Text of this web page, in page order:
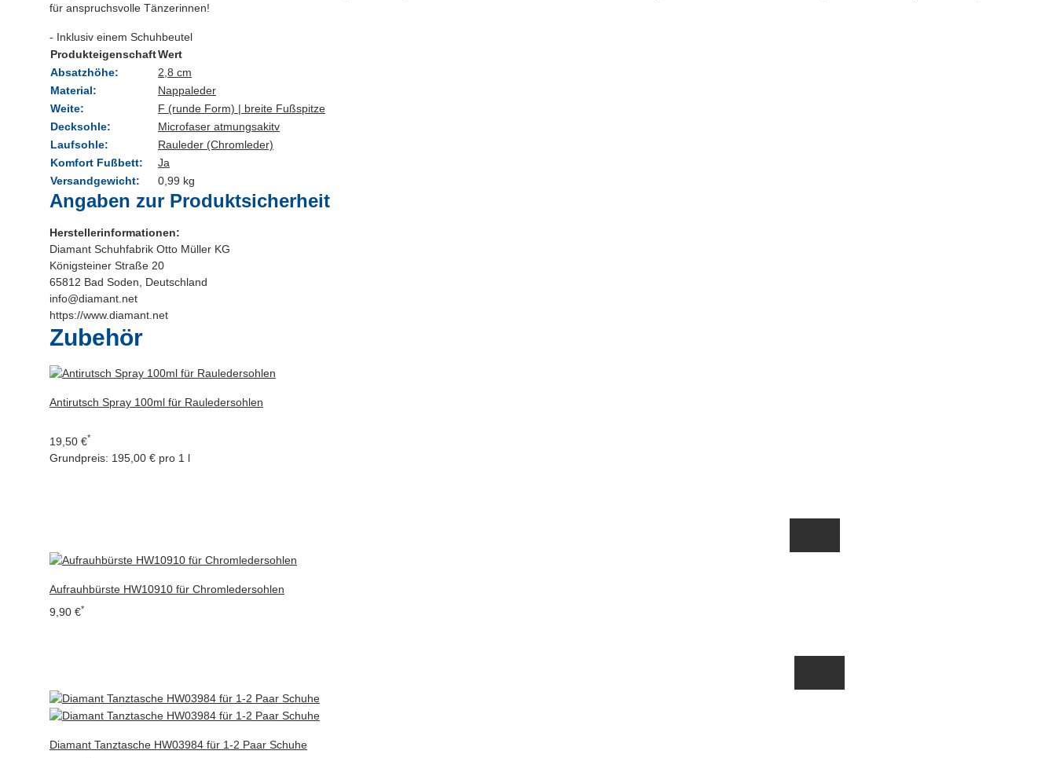
für anspruchsvolle Tänzerinnen!
- Inklusiv einem Schuhbeutel
ProdukteigenschaftWert
Absatzhöhe:
2,8 cm
Material:
Nappaleder
Weite:
F (runde Form) | breite Fußspitze
Decksohle:
Microfaser atmungsakitv
Laufsohle:
Rauleder (Chromleder)
Komfort Fußbett:
Ja
Versandgewicht:
0,99 kg
Angaben zur Produktsicherheit
Herstellerinformationen:
Diamant Schuhfabrik Otto Müller KG
Königsteiner Straße 20
65812 Bad Soden, Deutschland
info@diamant.net
https://www.diamant.net
Zubehör
Antirutsch Spray 100ml für Rauledersohlen
19,50 €*
Grundpreis: 195,00 € pro 1 l
Aufrauhbürste HW10910 für Chromledersohlen
9,90 €*
Diamant Tanztasche HW03984 für 1-2 Paar Schuhe